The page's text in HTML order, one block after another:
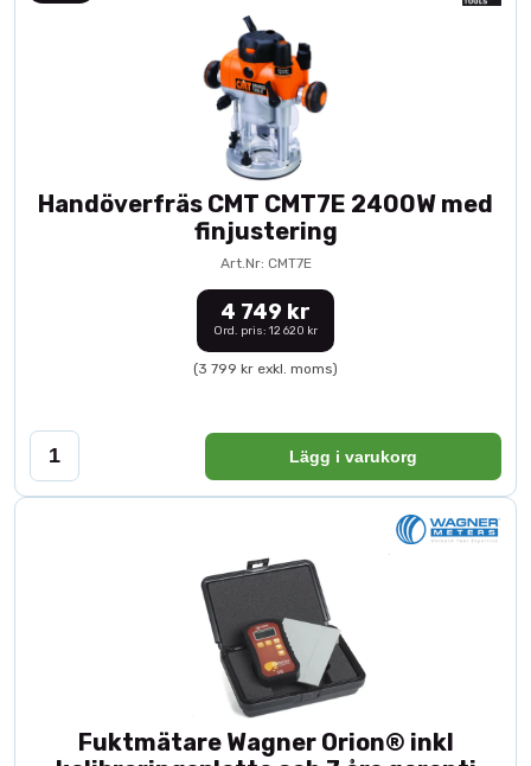
Handöverfräs CMT CMT7E 2400W med
finjustering
Art.Nr: CMT7E
4 749 kr
Ord. pris: 12 620 kr
(3 799 kr exkl. moms)
Lägg i varukorg
Fuktmätare Wagner Orion® inkl